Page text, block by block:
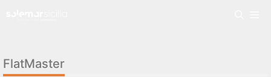
FlatMaster